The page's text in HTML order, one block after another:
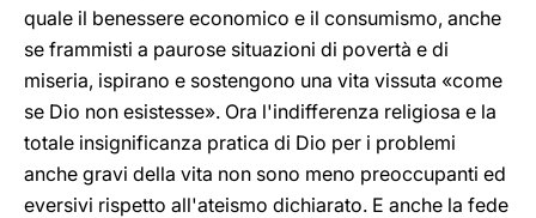
quale il benessere economico e il consumismo, anche
se frammisti a paurose situazioni di povertà e di
miseria, ispirano e sostengono una vita vissuta «come
se Dio non esistesse». Ora l'indifferenza religiosa e la
totale insignificanza pratica di Dio per i problemi
anche gravi della vita non sono meno preoccupanti ed
eversivi rispetto all'ateismo dichiarato. E anche la fede